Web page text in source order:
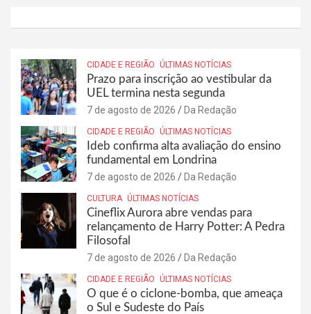
CIDADE E REGIÃO ÚLTIMAS NOTÍCIAS
Prazo para inscrição ao vestibular da
UEL termina nesta segunda
7 de agosto de 2026 Da Redação
CIDADE E REGIÃO ÚLTIMAS NOTÍCIAS
Ideb confirma alta avaliação do ensino
fundamental em Londrina
7 de agosto de 2026 Da Redação
CULTURA ÚLTIMAS NOTÍCIAS
Cineflix Aurora abre vendas para
relançamento de Harry Potter: A Pedra
Filosofal
7 de agosto de 2026 Da Redação
CIDADE E REGIÃO ÚLTIMAS NOTÍCIAS
O que é o ciclone-bomba, que ameaça
o Sul e Sudeste do País